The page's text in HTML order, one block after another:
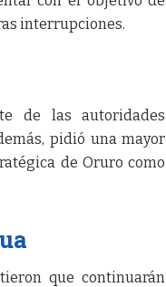
interrupciones.
de las autoridades
pidió una mayor
de Oruro como
que continuarán